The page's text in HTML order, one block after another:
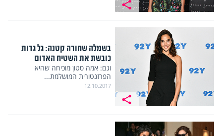
בשמלה שחורה קטנה: גל גדות
כובשת את השטיח האדום
וגם: אמה סטון מוכיחה שהיא
הפרזנטורית המושלמת...
12.10.2017